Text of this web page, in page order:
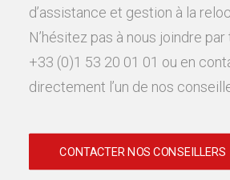
d’assistance et gestion à la
N’hésitez pas à nous joindre
+33 (0)1 53 20 01 01 ou en
directement l’un de nos
CONTACTER NOS CONSEILLERS